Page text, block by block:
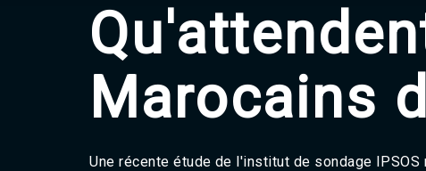
Marocains
Une récente étude de l'institut de sondage